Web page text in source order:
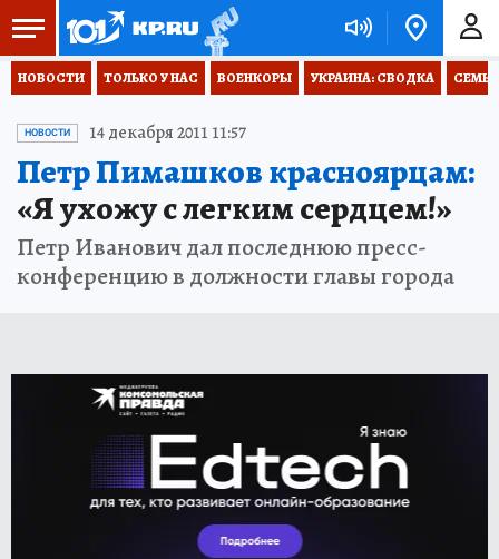
НОВОСТИ ТОЛЬКО У НАС ВОЕНКОРЫ УКРАИНА: СВОДКА
НОВОСТИ 14 декабря 2011 11:57
Петр Пимашков красноярцам:
«Я ухожу с легким сердцем!»
Петр Иванович дал последнюю пресс-
конференцию в должности главы города